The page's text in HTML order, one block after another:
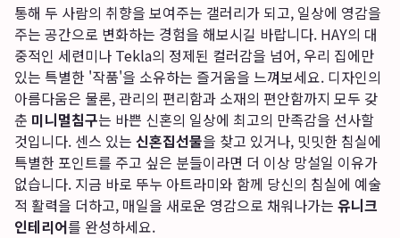
통해 두 사람의 취향을 보여주는 갤러리가 되고, 일상에 영감을
주는 공간으로 변화하는 경험을 해보시길 바랍니다. HAY의 대
중적인 세련미나 Tekla의 정제된 컬러감을 넘어, 우리 집에만
있는 특별한 '작품'을 소유하는 즐거움을 느껴보세요. 디자인의
아름다움은 물론, 관리의 편리함과 소재의 편안함까지 모두 갖
춘 미니멀침구는 바쁜 신혼의 일상에 최고의 만족감을 선사할
것입니다. 센스 있는 신혼집선물을 찾고 있거나, 밋밋한 침실에
특별한 포인트를 주고 싶은 분들이라면 더 이상 망설일 이유가
없습니다. 지금 바로 뚜누 아트라미와 함께 당신의 침실에 예술
적 활력을 더하고, 매일을 새로운 영감으로 채워나가는 유니크
인테리어를 완성하세요.